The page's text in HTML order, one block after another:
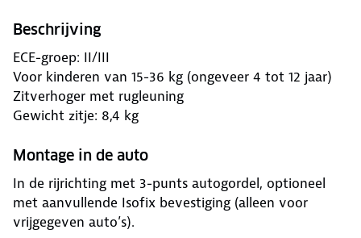
Beschrijving
ECE-groep: II/III
Voor kinderen van 15-36 kg (ongeveer 4 tot 12 jaar)
Zitverhoger met rugleuning
Gewicht zitje: 8,4 kg
Montage in de auto
In de rijrichting met 3-punts autogordel, optioneel
met aanvullende Isofix bevestiging (alleen voor
vrijgegeven auto’s).